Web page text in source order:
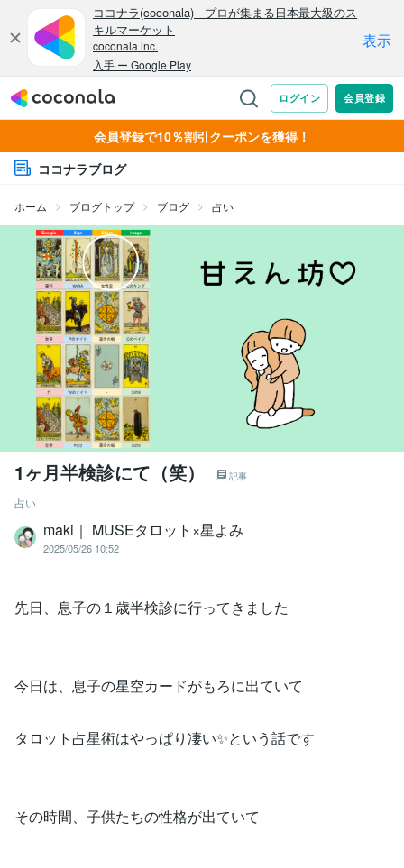
会員登録で10％割引クーポンを獲得！
ココナラブログ
ホーム ブログトップ ブログ 占い
1ヶ月半検診にて（笑） 記事
占い
maki｜ MUSEタロット×星よみ
2025/05/26 10:52
先日、息子の１歳半検診に行ってきました
今日は、息子の星空カードがもろに出ていて
タロット占星術はやっぱり凄い✨という話です
その時間、子供たちの性格が出ていて